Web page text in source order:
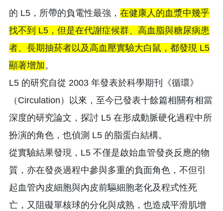
的 L5，所帶的負電性最強， 在健康人的血漿中幾乎
找不到 L5，但是在代謝症候群、高血脂與糖尿病患
者、長期抽菸者以及高血壓實驗大白鼠，都發現 L5
顯著增加。
L5 的研究自從 2003 年發表於科學期刊《循環》
（Circulation）以來，至今已發表十餘篇相關有相當
深度的研究論文，探討 L5 在形成動脈硬化過程中所
扮演的角色，也偵測 L5 的脂蛋白結構。
從實驗結果發現，L5 不僅是啟始血管發炎反應的物
質，亦在發炎過程中參與多重的負面角色，不但引
起血管內皮細胞與內皮前驅細胞老化及程式性死
亡，又阻礙單核球的分化與成熟，也造成平滑肌增